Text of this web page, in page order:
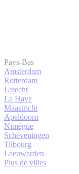
Pays-Bas
Amsterdam
Rotterdam
Utrecht
La Haye
Maastricht
Apeldoorn
Nimègue
Scheveningen
Tilbourg
Leeuwarden
Plus de villes